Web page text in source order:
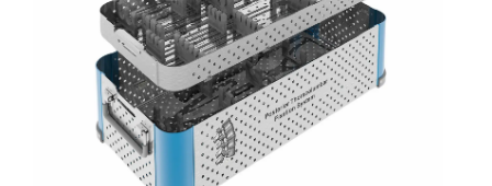
Bog'lanish